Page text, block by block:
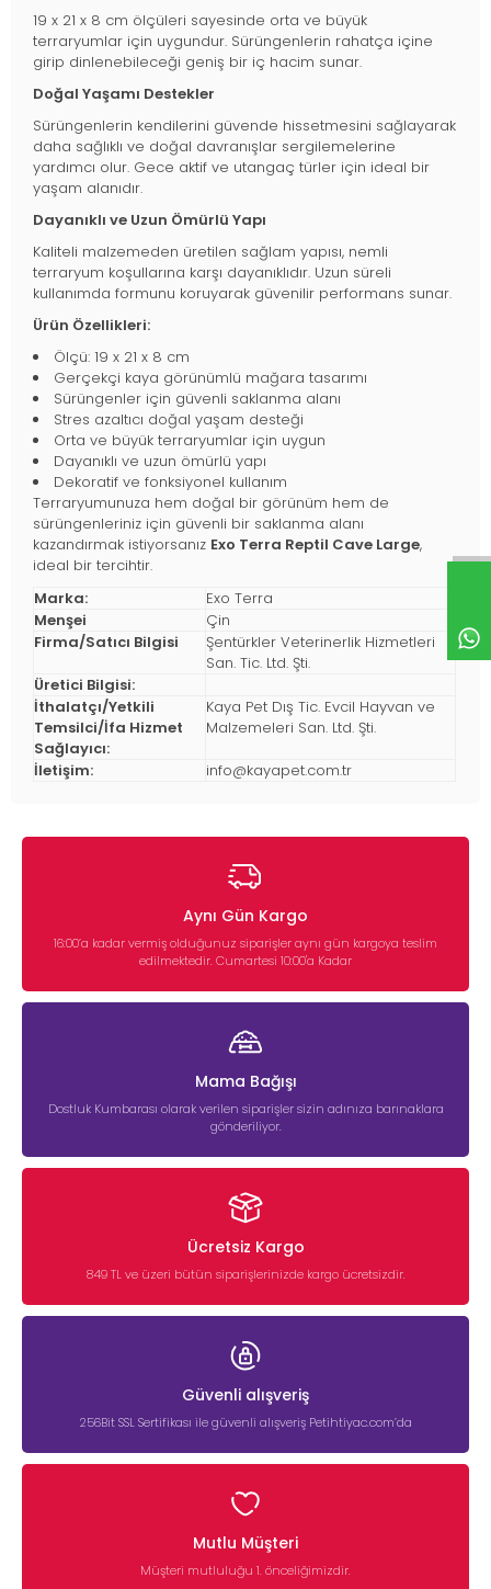
19 x 21 x 8 cm ölçüleri sayesinde orta ve büyük
terraryumlar için uygundur. Sürüngenlerin rahatça içine
girip dinlenebileceği geniş bir iç hacim sunar.
Doğal Yaşamı Destekler
Sürüngenlerin kendilerini güvende hissetmesini sağlayarak
daha sağlıklı ve doğal davranışlar sergilemelerine
yardımcı olur. Gece aktif ve utangaç türler için ideal bir
yaşam alanıdır.
Dayanıklı ve Uzun Ömürlü Yapı
Kaliteli malzemeden üretilen sağlam yapısı, nemli
terraryum koşullarına karşı dayanıklıdır. Uzun süreli
kullanımda formunu koruyarak güvenilir performans sunar.
Ürün Özellikleri:
Ölçü: 19 x 21 x 8 cm
Gerçekçi kaya görünümlü mağara tasarımı
Sürüngenler için güvenli saklanma alanı
Stres azaltıcı doğal yaşam desteği
Orta ve büyük terraryumlar için uygun
Dayanıklı ve uzun ömürlü yapı
Dekoratif ve fonksiyonel kullanım
Terraryumunuza hem doğal bir görünüm hem de
sürüngenleriniz için güvenli bir saklanma alanı
kazandırmak istiyorsanız Exo Terra Reptil Cave Large,
ideal bir tercihtir.
Marka:
Exo Terra
Menşei
Çin
Firma/Satıcı Bilgisi
Şentürkler Veterinerlik Hizmetleri
San. Tic. Ltd. Şti.
Üretici Bilgisi:
İthalatçı/Yetkili
Temsilci/İfa Hizmet
Sağlayıcı:
Kaya Pet Dış Tic. Evcil Hayvan ve
Malzemeleri San. Ltd. Şti.
İletişim: info@kayapet.com.tr
Aynı Gün Kargo
16:00’a kadar vermiş olduğunuz siparişler aynı gün kargoya teslim
edilmektedir. Cumartesi 10:00'a Kadar
Mama Bağışı
Dostluk Kumbarası olarak verilen siparişler sizin adınıza barınaklara
gönderiliyor.
Ücretsiz Kargo
849 TL ve üzeri bütün siparişlerinizde kargo ücretsizdir.
Güvenli alışveriş
256Bit SSL Sertifikası ile güvenli alışveriş Petihtiyac.com’da
Mutlu Müşteri
Müşteri mutluluğu 1. önceliğimizdir.